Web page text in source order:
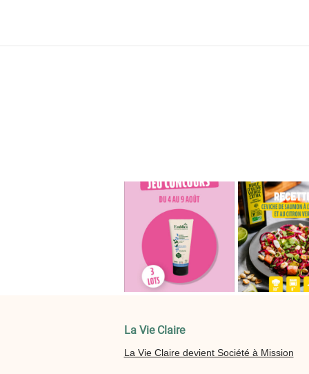
La Vie Claire
La Vie Claire devient Société à Mission